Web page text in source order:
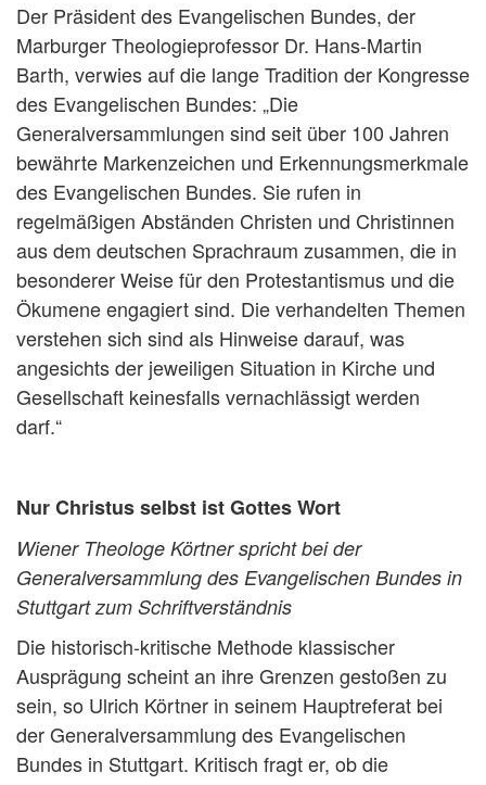
Der Präsident des Evangelischen Bundes, der
Marburger Theologieprofessor Dr. Hans-Martin
Barth, verwies auf die lange Tradition der Kongresse
des Evangelischen Bundes: „Die
Generalversammlungen sind seit über 100 Jahren
bewährte Markenzeichen und Erkennungsmerkmale
des Evangelischen Bundes. Sie rufen in
regelmäßigen Abständen Christen und Christinnen
aus dem deutschen Sprachraum zusammen, die in
besonderer Weise für den Protestantismus und die
Ökumene engagiert sind. Die verhandelten Themen
verstehen sich sind als Hinweise darauf, was
angesichts der jeweiligen Situation in Kirche und
Gesellschaft keinesfalls vernachlässigt werden
darf.“
Nur Christus selbst ist Gottes Wort
Wiener Theologe Körtner spricht bei der
Generalversammlung des Evangelischen Bundes in
Stuttgart zum Schriftverständnis
Die historisch-kritische Methode klassischer
Ausprägung scheint an ihre Grenzen gestoßen zu
sein, so Ulrich Körtner in seinem Hauptreferat bei
der Generalversammlung des Evangelischen
Bundes in Stuttgart. Kritisch fragt er, ob die